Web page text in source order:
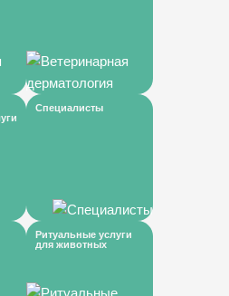
Специалисты
Ритуальные услуги
для животных